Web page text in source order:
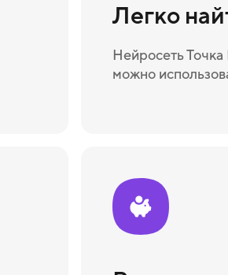
Легко
Нейросеть
можно